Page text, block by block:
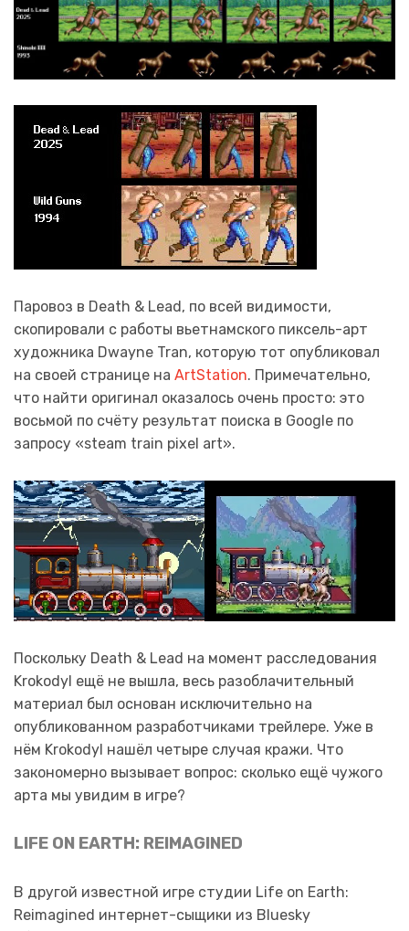
Паровоз в Death & Lead, по всей видимости,
скопировали с работы вьетнамского пиксель-арт
художника Dwayne Tran, которую тот опубликовал
на своей странице на ArtStation. Примечательно,
что найти оригинал оказалось очень просто: это
восьмой по счёту результат поиска в Google по
запросу «steam train pixel art».
Поскольку Death & Lead на момент расследования
Krokodyl ещё не вышла, весь разоблачительный
материал был основан исключительно на
опубликованном разработчиками трейлере. Уже в
нём Krokodyl нашёл четыре случая кражи. Что
закономерно вызывает вопрос: сколько ещё чужого
арта мы увидим в игре?
LIFE ON EARTH: REIMAGINED
В другой известной игре студии Life on Earth:
Reimagined интернет-сыщики из Bluesky